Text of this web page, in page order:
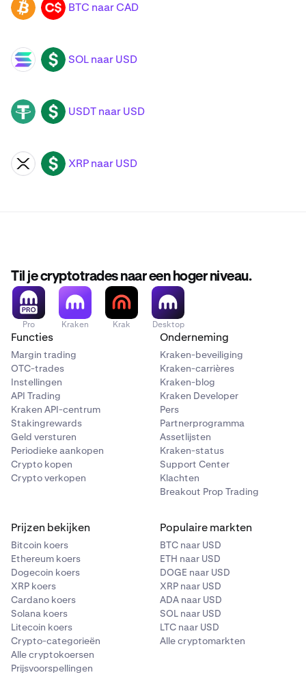
BTC CAD BTC naar CAD
SOL USD SOL naar USD
USDT USD USDT naar USD
XRP USD XRP naar USD
Til je cryptotrades naar een hoger niveau.
Pro Kraken Krak Desktop
Functies
Margin trading
OTC-trades
Instellingen
API Trading
Kraken API-centrum
Stakingrewards
Geld versturen
Periodieke aankopen
Crypto kopen
Crypto verkopen
Onderneming
Kraken-beveiliging
Kraken-carrières
Kraken-blog
Kraken Developer
Pers
Partnerprogramma
Assetlijsten
Kraken-status
Support Center
Klachten
Breakout Prop Trading
Prijzen bekijken
Bitcoin koers
Ethereum koers
Dogecoin koers
XRP koers
Cardano koers
Solana koers
Litecoin koers
Crypto-categorieën
Alle cryptokoersen
Prijsvoorspellingen
Populaire markten
BTC naar USD
ETH naar USD
DOGE naar USD
XRP naar USD
ADA naar USD
SOL naar USD
LTC naar USD
Alle cryptomarkten